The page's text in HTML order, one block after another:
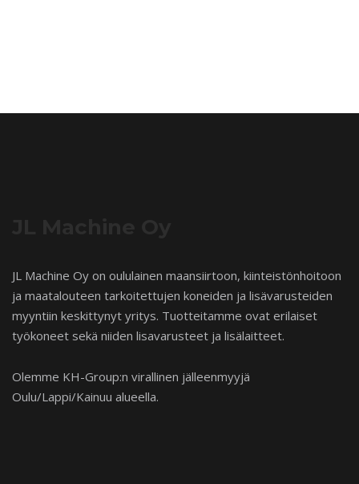
JL Machine Oy on oululainen maansiirtoon, kiinteistönhoitoon
ja maatalouteen tarkoitettujen koneiden ja lisävarusteiden
myyntiin keskittynyt yritys. Tuotteitamme ovat erilaiset
työkoneet sekä niiden lisavarusteet ja lisälaitteet.
Olemme KH-Group:n virallinen jälleenmyyjä
Oulu/Lappi/Kainuu alueella.